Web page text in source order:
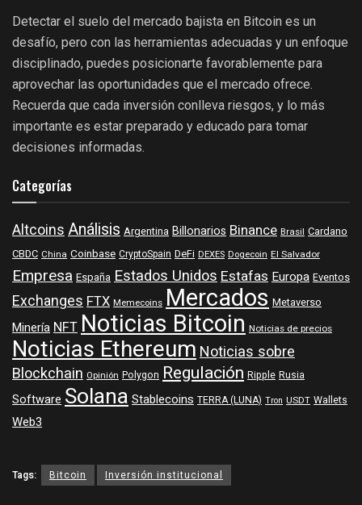
Detectar el suelo del mercado bajista en Bitcoin es un
desafío, pero con las herramientas adecuadas y un enfoque
disciplinado, puedes posicionarte favorablemente para
aprovechar las oportunidades que el mercado ofrece.
Recuerda que cada inversión conlleva riesgos, y lo más
importante es estar preparado y educado para tomar
decisiones informadas.
Categorías
Altcoins Análisis Argentina Billonarios Binance Brasil Cardano
CBDC China Coinbase CryptoSpain DeFi DEXES Dogecoin El Salvador
Empresa España Estados Unidos Estafas Europa Eventos
Exchanges FTX Memecoins Mercados Metaverso
Minería NFTNoticias Bitcoin Noticias de precios
Noticias EthereumNoticias sobre
Blockchain Opinión Polygon Regulación Ripple Rusia
Software Solana Stablecoins TERRA (LUNA) Tron USDT Wallets
Web3
Tags: Bitcoin Inversión institucional